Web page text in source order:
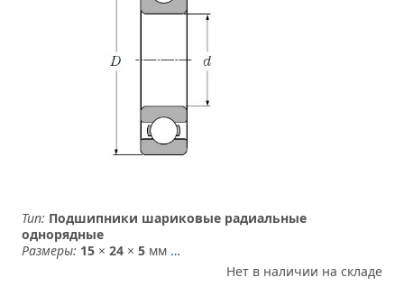
Тип: Подшипники шариковые радиальные
однорядные
Размеры: 15 ×24 ×5 мм …
Нет в наличии на складе